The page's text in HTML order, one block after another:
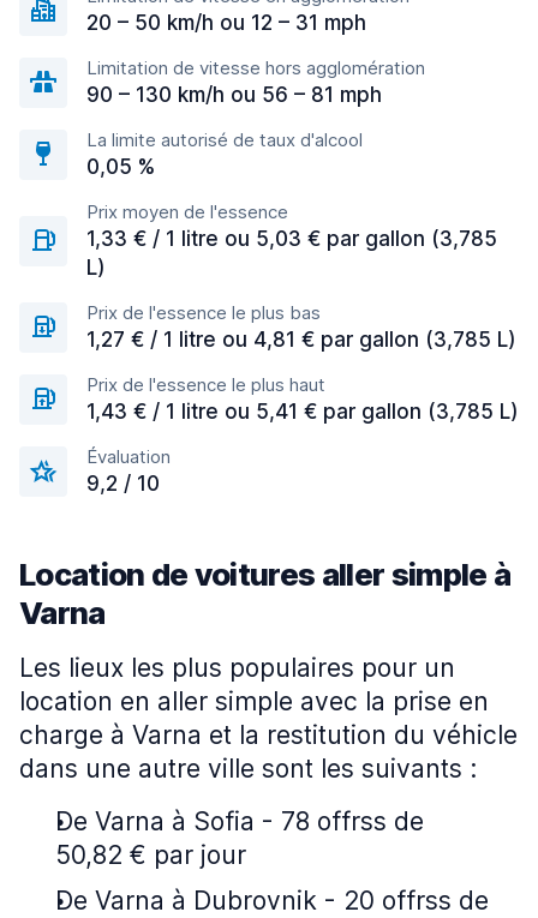
20 – 50 km/h ou 12 – 31 mph
Limitation de vitesse hors agglomération
90 – 130 km/h ou 56 – 81 mph
La limite autorisé de taux d'alcool
0,05 %
Prix moyen de l'essence
1,33 € / 1 litre ou 5,03 € par gallon (3,785
L)
Prix de l'essence le plus bas
1,27 € / 1 litre ou 4,81 € par gallon (3,785 L)
Prix de l'essence le plus haut
1,43 € / 1 litre ou 5,41 € par gallon (3,785 L)
Évaluation
9,2 / 10
Location de voitures aller simple à
Varna
Les lieux les plus populaires pour un
location en aller simple avec la prise en
charge à Varna et la restitution du véhicle
dans une autre ville sont les suivants :
De Varna à Sofia - 78 offrss de
50,82 € par jour
De Varna à Dubrovnik - 20 offrss de